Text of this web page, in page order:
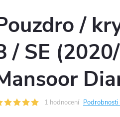
/
/ SE
1 hodnocení Podrobnosti